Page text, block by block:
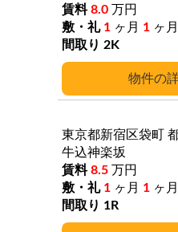
8.0 万円
1 ヶ月 1 ヶ月
2K
東京都新宿区袋町
牛込神楽坂
8.5 万円
1 ヶ月 1 ヶ月
1R